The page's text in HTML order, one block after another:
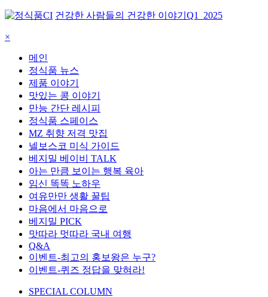
건강한 사람들의 건강한 이야기 Q1_2025
×
메인
정식품 뉴스
제품 이야기
맛있는 콩 이야기
만능 간단 레시피
정식품 스페이스
MZ 취향 저격 맛집
넬보스코 미식 가이드
베지밀 베이비 TALK
아는 만큼 보이는 행복 육아
임신 똑똑 노하우
여유만만 생활 꿀팁
마음에서 마음으로
베지밀 PICK
맛따라 멋따라 국내 여행
Q&A
이벤트-최고의 홍보왕은 누구?
이벤트-퀴즈 정답을 맞혀라!
SPECIAL COLUMN